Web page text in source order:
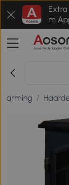
Extra
m
/